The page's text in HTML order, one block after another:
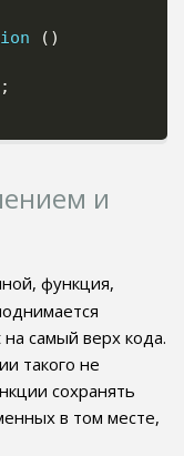
( )
;
и
функция,
самый верх кода.
такого не
сохранять
в том месте,